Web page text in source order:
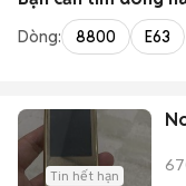
Dòng: 8800 E63
Tin hết hạn